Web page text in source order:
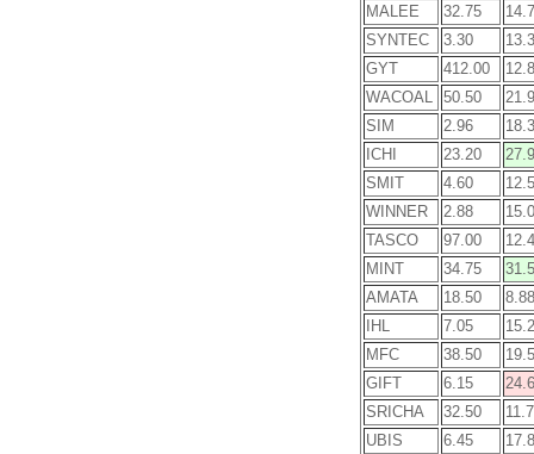
MALEE
32.75
SYNTEC
3.30
GYT
412.00
WACOAL
50.50
SIM
2.96
ICHI
23.20
SMIT
4.60
WINNER
2.88
TASCO
97.00
MINT
34.75
AMATA
18.50
8.88
IHL
7.05
MFC
38.50
GIFT
6.15
SRICHA
32.50
UBIS
6.45